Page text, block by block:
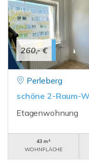
260,- €
Perleberg
schöne 2-Raum-
Etagenwohnung
43 m²
WOHNFLÄCHE